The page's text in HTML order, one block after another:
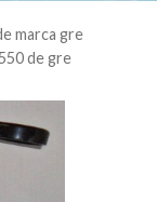
marca gre
de gre